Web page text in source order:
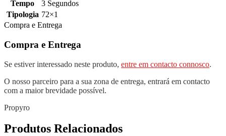
Tempo
3 Segundos
Tipologia 72×1
Compra e Entrega
Compra e Entrega
Se estiver interessado neste produto, entre em contacto connosco.
O nosso parceiro para a sua zona de entrega, entrará em contacto
com a maior brevidade possível.
Propyro
Produtos Relacionados